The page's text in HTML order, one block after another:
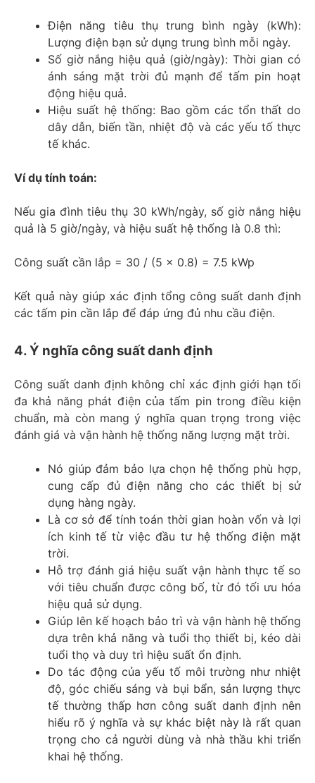
Điện năng tiêu thụ trung bình ngày (kWh):
Lượng điện bạn sử dụng trung bình mỗi ngày.
Số giờ nắng hiệu quả (giờ/ngày): Thời gian có
ánh sáng mặt trời đủ mạnh để tấm pin hoạt
động hiệu quả.
Hiệu suất hệ thống: Bao gồm các tổn thất do
dây dẫn, biến tần, nhiệt độ và các yếu tố thực
tế khác.
Ví dụ tính toán:
Nếu gia đình tiêu thụ 30 kWh/ngày, số giờ nắng hiệu
quả là 5 giờ/ngày, và hiệu suất hệ thống là 0.8 thì:
Công suất cần lắp = 30 / (5 × 0.8) = 7.5 kWp
Kết quả này giúp xác định tổng công suất danh định
các tấm pin cần lắp để đáp ứng đủ nhu cầu điện.
4. Ý nghĩa công suất danh định
Công suất danh định không chỉ xác định giới hạn tối
đa khả năng phát điện của tấm pin trong điều kiện
chuẩn, mà còn mang ý nghĩa quan trọng trong việc
đánh giá và vận hành hệ thống năng lượng mặt trời.
Nó giúp đảm bảo lựa chọn hệ thống phù hợp,
cung cấp đủ điện năng cho các thiết bị sử
dụng hàng ngày.
Là cơ sở để tính toán thời gian hoàn vốn và lợi
ích kinh tế từ việc đầu tư hệ thống điện mặt
trời.
Hỗ trợ đánh giá hiệu suất vận hành thực tế so
với tiêu chuẩn được công bố, từ đó tối ưu hóa
hiệu quả sử dụng.
Giúp lên kế hoạch bảo trì và vận hành hệ thống
dựa trên khả năng và tuổi thọ thiết bị, kéo dài
tuổi thọ và duy trì hiệu suất ổn định.
Do tác động của yếu tố môi trường như nhiệt
độ, góc chiếu sáng và bụi bẩn, sản lượng thực
tế thường thấp hơn công suất danh định nên
hiểu rõ ý nghĩa và sự khác biệt này là rất quan
trọng cho cả người dùng và nhà thầu khi triển
khai hệ thống.